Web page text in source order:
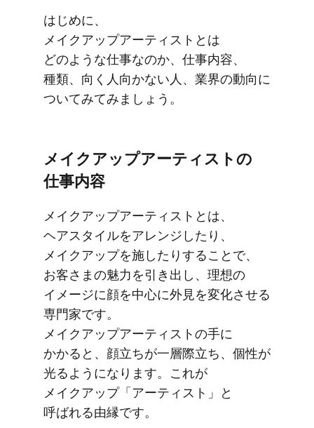
はじめに、​
メイクアップアーティストとは​
どのような​仕事なのか、​仕事内容、​
種類、​向く​人向かない​人、​業界の​動向に​
ついてみてみましょう。
メイクアップアーティストの​
仕事内容
メイクアップアーティストとは、​
ヘアスタイルを​アレンジしたり、​
メイクアップを​施したりする​ことで、​
お客さまの​魅力を​引き出し、​理想の​
イメージに​顔を​中心に​外見を​変化させる​
専門家です。​
メイクアップアーティストの​手に​
かかると、​顔立ちが​一層際立ち、​個性が​
光るようになります。​これが​
メイクアップ「アーティスト」と​
呼ばれる​由縁です。